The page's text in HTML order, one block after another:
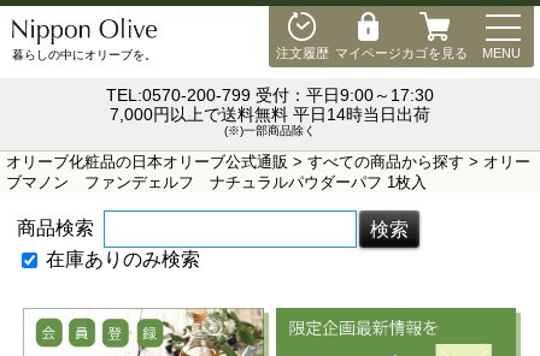
注文履歴 マイページカゴを見る MENU
暮らしの中にオリーブを。
TEL:0570-200-799 受付：平日9:00～17:30
7,000円以上で送料無料 平日14時当日出荷
(※)一部商品除く
オリーブ化粧品の日本オリーブ公式通販 > すべての商品から探す > オリー
ブマノン ファンデェルフ ナチュラルパウダーパフ 1枚入
商品検索
在庫ありのみ検索